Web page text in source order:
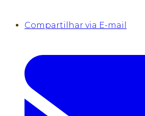
Compartilhar via E-mail